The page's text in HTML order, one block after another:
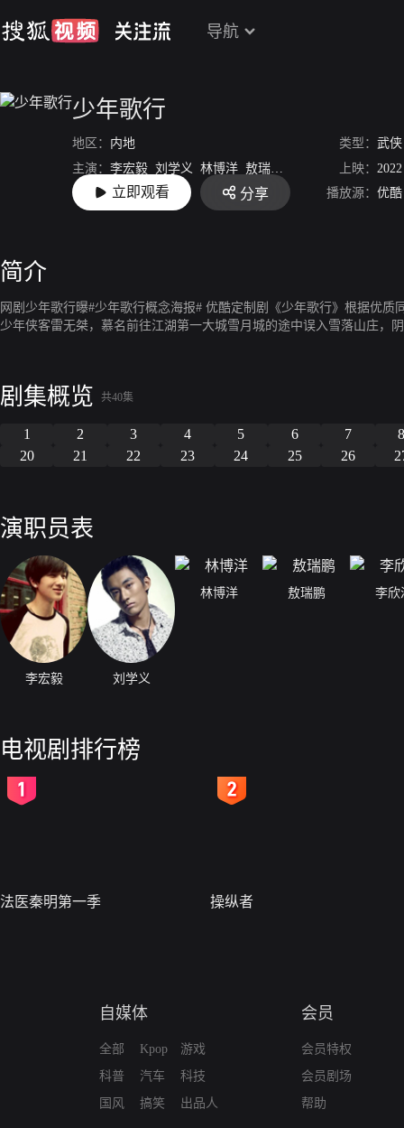
导航
少年歌行
地区： 内地 类型： 武侠
主演： 李宏毅 刘学义 林博洋 敖瑞鹏 戴燕妮 范
上映： 2022
导演： 尹涛
立即观看 分享 播放源： 优酷
简介
网剧少年歌行曝#少年歌行概念海报# 优酷定制剧《少年歌行》根据优
少年侠客雷无桀，慕名前往江湖第一大城雪月城的途中误入雪落山庄，
剧集概览 共40集
1 2 3 4 5 6 7
20
21 22 23 24 25 26
演职员表
李宏毅 刘学义
林博洋 敖瑞鹏 李欣
电视剧排行榜
法医秦明第一季 操纵者
自媒体
全部
科普
国风
Kpop
汽车
搞笑
游戏
科技
出品人
会员
会员特权
会员剧场
帮助